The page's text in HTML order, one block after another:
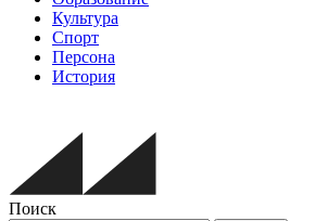
Культура
Спорт
Персона
История
Поиск